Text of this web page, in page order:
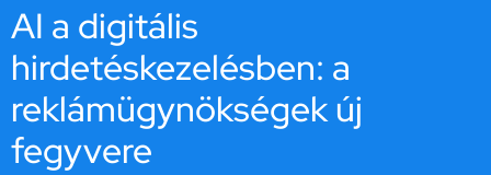
AI a digitális
hirdetéskezelésben: a
reklámügynökségek új
fegyvere